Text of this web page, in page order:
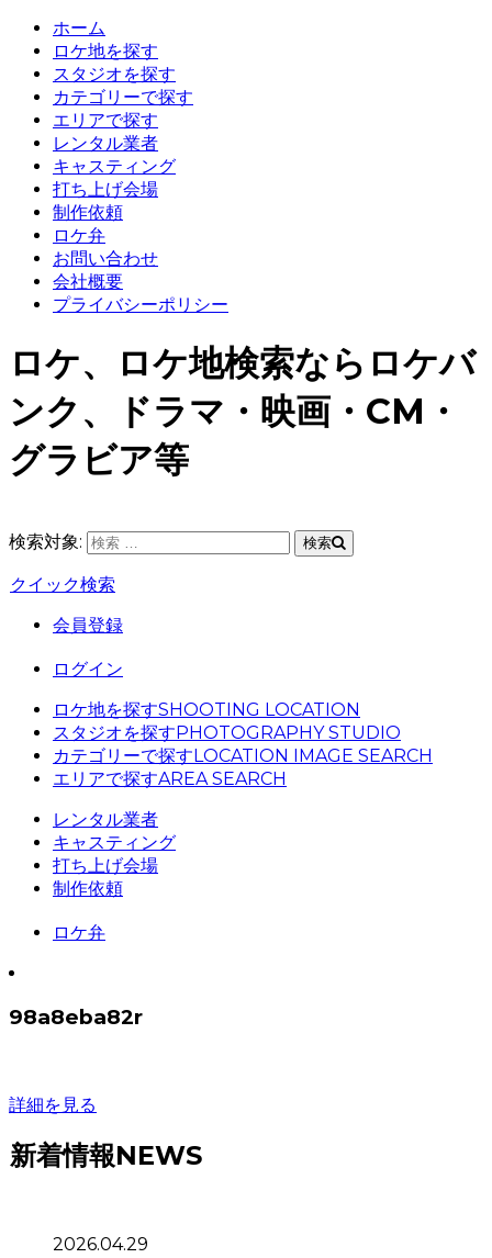
ホーム
ロケ地を探す
スタジオを探す
カテゴリーで探す
エリアで探す
レンタル業者
キャスティング
打ち上げ会場
制作依頼
ロケ弁
お問い合わせ
会社概要
プライバシーポリシー
ロケ、ロケ地検索ならロケバ
ンク、ドラマ・映画・CM・
グラビア等
検索対象: 検索
クイック検索
会員登録
ログイン
ロケ地を探すSHOOTING LOCATION
スタジオを探すPHOTOGRAPHY STUDIO
カテゴリーで探すLOCATION IMAGE SEARCH
エリアで探すAREA SEARCH
レンタル業者
キャスティング
打ち上げ会場
制作依頼
ロケ弁
98a8eba82r
詳細を見る
新着情報NEWS
2026.04.29